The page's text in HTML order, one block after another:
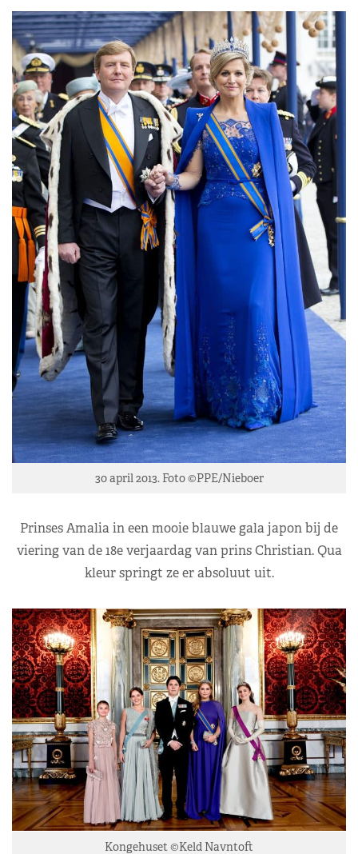
30 april 2013. Foto ©PPE/Nieboer
Prinses Amalia in een mooie blauwe gala japon bij de
viering van de 18e verjaardag van prins Christian. Qua
kleur springt ze er absoluut uit.
Kongehuset ©Keld Navntoft